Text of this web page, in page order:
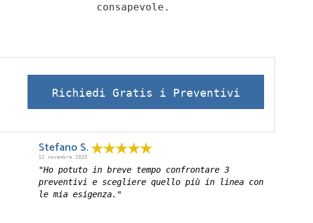
consapevole.
Richiedi Gratis i Preventivi
Stefano S.
12 novembre 2025
"Ho potuto in breve tempo confrontare 3
preventivi e scegliere quello più in linea con
le mia esigenza."